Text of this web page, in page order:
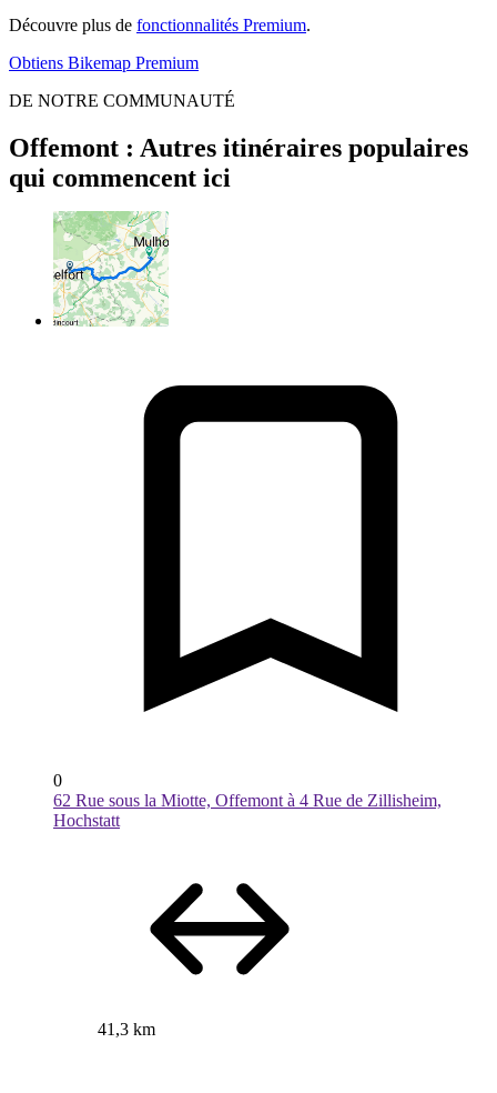
Découvre plus de fonctionnalités Premium.
Obtiens Bikemap Premium
DE NOTRE COMMUNAUTÉ
Offemont : Autres itinéraires populaires
qui commencent ici
0
62 Rue sous la Miotte, Offemont à 4 Rue de Zillisheim,
Hochstatt
41,3 km